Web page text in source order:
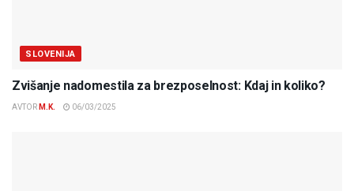
SLOVENIJA
Zvišanje nadomestila za brezposelnost: Kdaj in koliko?
AVTOR M.K. 06/03/2025